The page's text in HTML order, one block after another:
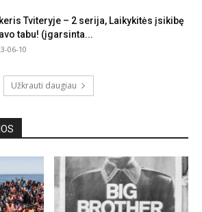
Tviteryje – 2 serija, Laikykitės įsikibę
tabu! (įgarsinta...
06-10
Užkrauti daugiau